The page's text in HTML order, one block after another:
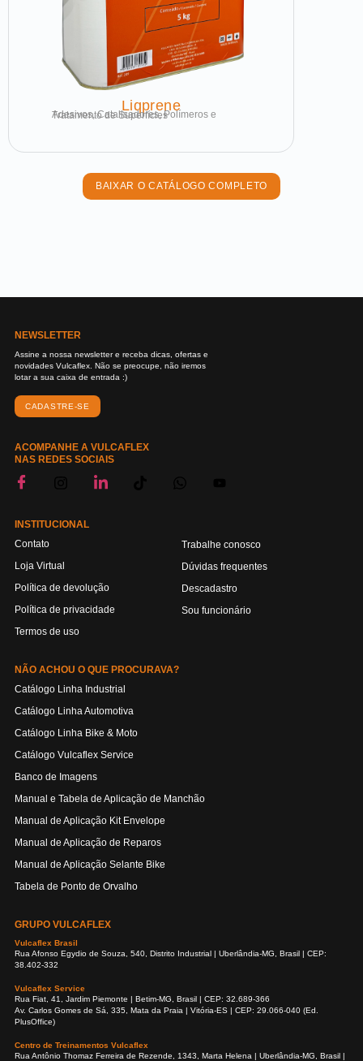
Liqprene
Adesivos, Catalisadores, Polímeros e Tratamento de Superfícies
BAIXAR O CATÁLOGO COMPLETO
NEWSLETTER
Assine a nossa newsletter e receba dicas, ofertas e
novidades Vulcaflex. Não se preocupe, não iremos
lotar a sua caixa de entrada :)
CADASTRE-SE
ACOMPANHE A VULCAFLEX
NAS REDES SOCIAIS
INSTITUCIONAL
Contato
Loja Virtual
Política de devolução
Política de privacidade
Termos de uso
Trabalhe conosco
Dúvidas frequentes
Descadastro
Sou funcionário
NÃO ACHOU O QUE PROCURAVA?
Catálogo Linha Industrial
Catálogo Linha Automotiva
Catálogo Linha Bike & Moto
Catálogo Vulcaflex Service
Banco de Imagens
Manual e Tabela de Aplicação de Manchão
Manual de Aplicação Kit Envelope
Manual de Aplicação de Reparos
Manual de Aplicação Selante Bike
Tabela de Ponto de Orvalho
GRUPO VULCAFLEX
Vulcaflex Brasil
Rua Afonso Egydio de Souza, 540, Distrito Industrial | Uberlândia-MG, Brasil | CEP:
38.402-332
Vulcaflex Service
Rua Fiat, 41, Jardim Piemonte | Betim-MG, Brasil | CEP: 32.689-366
Av. Carlos Gomes de Sá, 335, Mata da Praia | Vitória-ES | CEP: 29.066-040 (Ed.
PlusOffice)
Centro de Treinamentos Vulcaflex
Rua Antônio Thomaz Ferreira de Rezende, 1343, Marta Helena | Uberlândia-MG, Brasil |